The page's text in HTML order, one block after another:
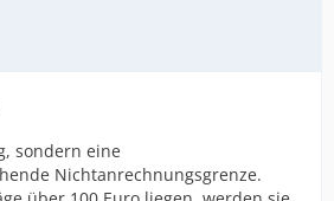
sondern eine
Nichtanrechnungsgrenze.